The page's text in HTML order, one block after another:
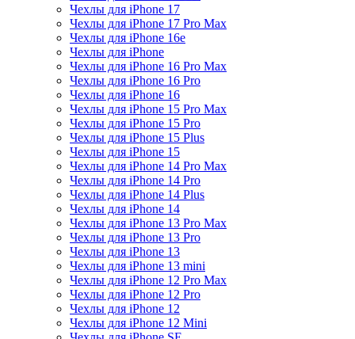
Чехлы для iPhone 17
Чехлы для iPhone 17 Pro Max
Чехлы для iPhone 16e
Чехлы для iPhone
Чехлы для iPhone 16 Pro Max
Чехлы для iPhone 16 Pro
Чехлы для iPhone 16
Чехлы для iPhone 15 Pro Max
Чехлы для iPhone 15 Pro
Чехлы для iPhone 15 Plus
Чехлы для iPhone 15
Чехлы для iPhone 14 Pro Max
Чехлы для iPhone 14 Pro
Чехлы для iPhone 14 Plus
Чехлы для iPhone 14
Чехлы для iPhone 13 Pro Max
Чехлы для iPhone 13 Pro
Чехлы для iPhone 13
Чехлы для iPhone 13 mini
Чехлы для iPhone 12 Pro Max
Чехлы для iPhone 12 Pro
Чехлы для iPhone 12
Чехлы для iPhone 12 Mini